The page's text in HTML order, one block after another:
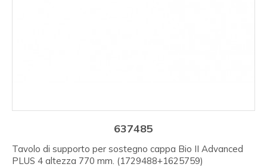
637485
Tavolo di supporto per sostegno cappa Bio II Advanced
PLUS 4 altezza 770 mm. (1729488+1625759)